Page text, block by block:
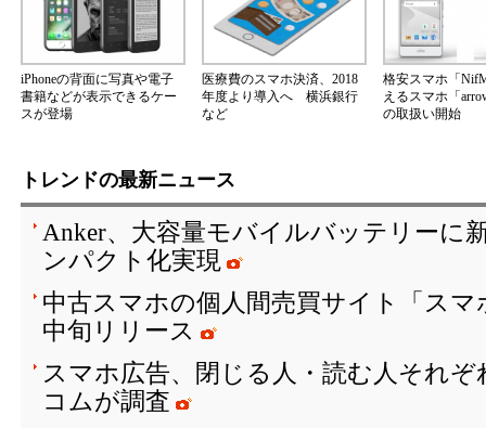
iPhoneの背面に写真や電子
書籍などが表示できるケー
スが登場
医療費のスマホ決済、2018
年度より導入へ 横浜銀行
など
格安スマホ「
えるスマホ「
の取扱い開始
トレンドの最新ニュース
Anker、大容量モバイルバッテリー
ンパクト化実現
中古スマホの個人間売買サイト「ス
中旬リリース
スマホ広告、閉じる人・読む人それ
コムが調査